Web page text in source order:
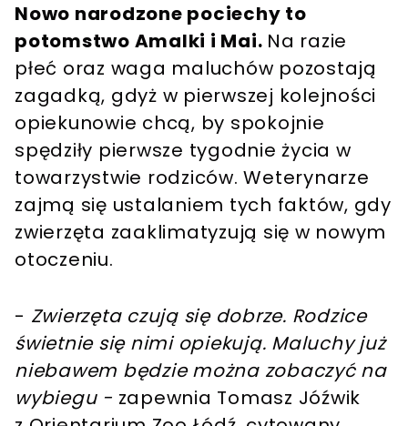
Nowo narodzone pociechy to
potomstwo Amalki i Mai. Na razie
płeć oraz waga maluchów pozostają
zagadką, gdyż w pierwszej kolejności
opiekunowie chcą, by spokojnie
spędziły pierwsze tygodnie życia w
towarzystwie rodziców. Weterynarze
zajmą się ustalaniem tych faktów, gdy
zwierzęta zaaklimatyzują się w nowym
otoczeniu.
- Zwierzęta czują się dobrze. Rodzice
świetnie się nimi opiekują. Maluchy już
niebawem będzie można zobaczyć na
wybiegu - zapewnia Tomasz Jóźwik